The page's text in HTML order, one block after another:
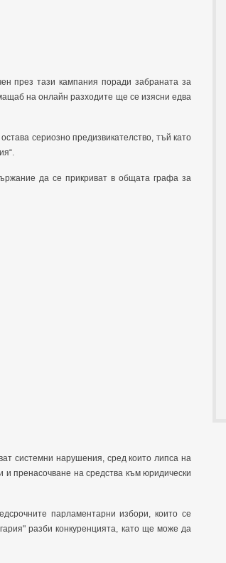
през тази кампания поради забраната за
на онлайн разходите ще се изясни едва
сериозно предизвикателство, тъй като
да се прикриват в общата графа за
системни нарушения, сред които липса на
и пренасочване на средства към юридически
парламентарни избори, които се
разби конкуренцията, като ще може да